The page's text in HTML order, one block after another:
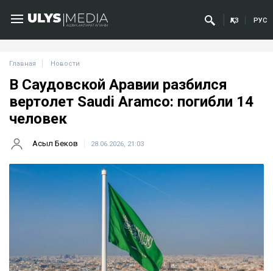
ҚАЗ РУС
Главная Новости
В Саудовской Аравии разбился
вертолет Saudi Aramco: погибли 14
человек
Асыл Беков 28.06.2026, 21:03